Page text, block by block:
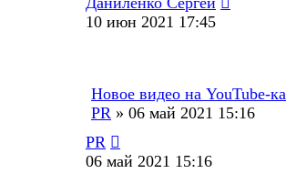
10 июн 2021 17:45
Новое видео на YouTube-
PR » 06 май 2021 15:16
PR
06 май 2021 15:16